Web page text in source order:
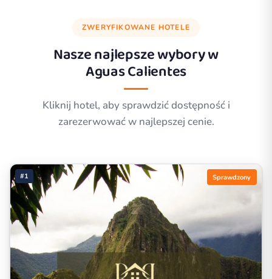
ZWERYFIKOWANE HOTELE
Nasze najlepsze wybory w
Aguas Calientes
Kliknij hotel, aby sprawdzić dostępność i
zarezerwować w najlepszej cenie.
#1 Sprawdzony